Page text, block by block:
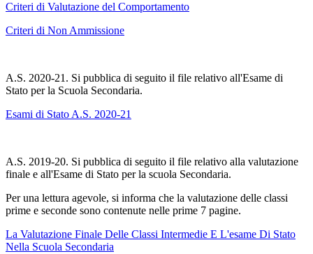
Criteri di Valutazione del Comportamento
Criteri di Non Ammissione
A.S. 2020-21. Si pubblica di seguito il file relativo all'Esame di
Stato per la Scuola Secondaria.
Esami di Stato A.S. 2020-21
A.S. 2019-20. Si pubblica di seguito il file relativo alla valutazione
finale e all'Esame di Stato per la scuola Secondaria.
Per una lettura agevole, si informa che la valutazione delle classi
prime e seconde sono contenute nelle prime 7 pagine.
La Valutazione Finale Delle Classi Intermedie E L'esame Di Stato
Nella Scuola Secondaria